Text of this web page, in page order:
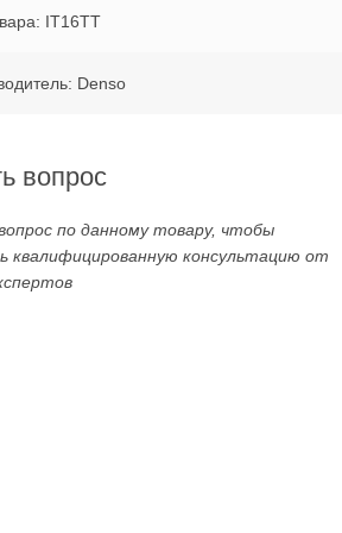
IT16TT
Denso
вопрос
по данному товару, чтобы
квалифицированную консультацию от